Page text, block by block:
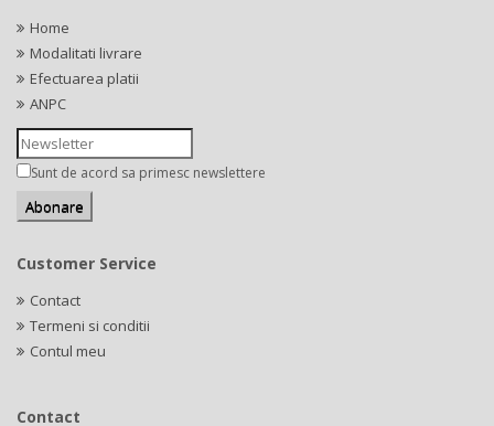
Home
Modalitati livrare
Efectuarea platii
ANPC
Sunt de acord sa primesc newslettere
Customer Service
Contact
Termeni si conditii
Contul meu
Contact